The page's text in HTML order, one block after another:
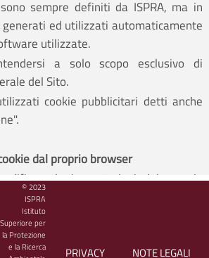
sempre definiti da ISPRA, ma in
generati ed utilizzati automaticamente
utilizzate.
a solo scopo esclusivo di
del Sito.
cookie pubblicitari detti anche
dal proprio browser
le impostazioni del proprio
inibire i cookie o per essere allertato
inviati al suo dispositivo.
riferimento al manuale d'istruzioni o
del suo browser per scoprire come
© 2023
ISPRA
Istituto
Superiore per
la Protezione
e la Ricerca
PRIVACY NOTE LEGALI